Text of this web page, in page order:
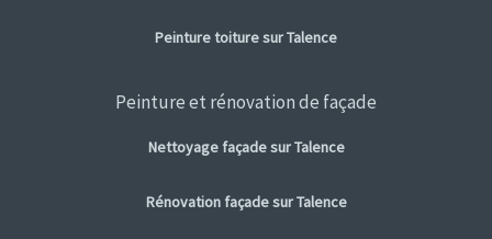
Peinture toiture sur Talence
Peinture et rénovation de façade
Nettoyage façade sur Talence
Rénovation façade sur Talence